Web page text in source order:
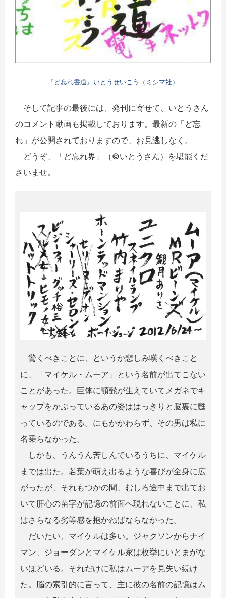
『ど忘れ書道』いとうせいこう（ミシマ社）
そして記事の最後には、発刊に寄せて、いとうさん
のコメント動画も掲載しております。最新の「ど忘
れ」が公開されておりますので、お見逃しなく。
どうぞ、「ど忘れ界」（©いとうさん）を堪能くだ
さいませ。
驚くべきことに、というか悲しみ嘆くべきこと
に、「マイケル・ムーア」という名前が出てこない
ことがあった。巨体に顎髭が生えていてメガネでキ
ャップをかぶっているあの姿ははっきりと脳裏に甦
っているのである。にもかかわらず、その男は私に
名乗らなかった。
しかも、うんうん苦しんでいるうちに、マイケル
までは出た。若葉が萌え出るような喜びが全身に広
がったが、それもつかの間、むしろ途中まで出てお
いて肝心の苗字が記憶の前面へ現れないことに、私
はさらなる劣等感を抱かねばならなかった。
だいたい、マイケルは多い。ジャクソンからナイ
マン、ジョーダンとマイケル家は枚挙にいとまがな
いほどいる。それだけに私はムーアを見失い続け
た。脳の索引的に言って、主に彼の名前の記憶はム